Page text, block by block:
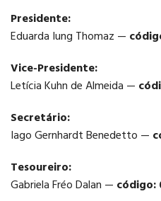
DE SISTEMAS
PSICOLOGIA
Presidente:
Eduarda Iung Thomaz —
Vice-Presidente:
Letícia Kuhn de Almeida —
Secretário:
Iago Gernhardt Benedetto —
Tesoureiro:
Gabriela Fréo Dalan — código: